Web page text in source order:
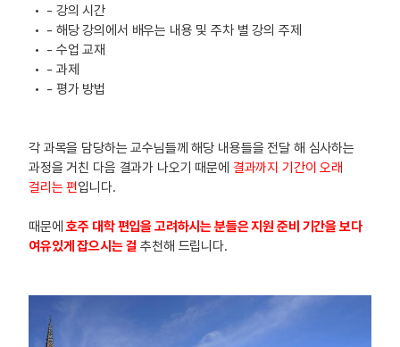
- 강의 시간
- 해당 강의에서 배우는 내용 및 주차 별 강의 주제
- 수업 교재
- 과제
- 평가 방법
각 과목을 담당하는 교수님들께 해당 내용들을 전달 해 심사하는
과정을 거친 다음 결과가 나오기 때문에 결과까지 기간이 오래
걸리는 편입니다.
때문에호주 대학 편입을 고려하시는 분들은 지원 준비 기간을 보다
여유있게 잡으시는 걸 추천해 드립니다.